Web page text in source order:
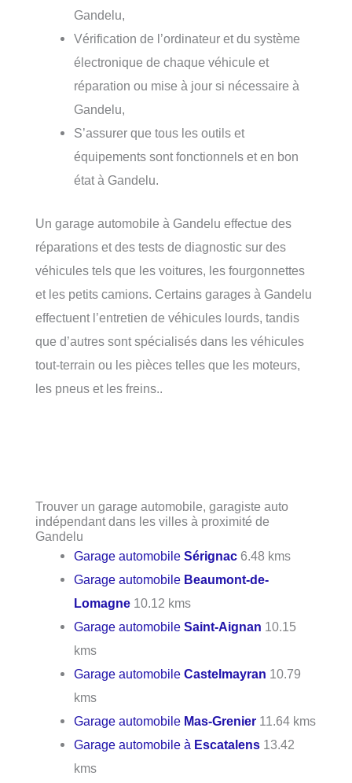
Gandelu,
Vérification de l’ordinateur et du système
électronique de chaque véhicule et
réparation ou mise à jour si nécessaire à
Gandelu,
S’assurer que tous les outils et
équipements sont fonctionnels et en bon
état à Gandelu.
Un garage automobile à Gandelu effectue des
réparations et des tests de diagnostic sur des
véhicules tels que les voitures, les fourgonnettes
et les petits camions. Certains garages à Gandelu
effectuent l’entretien de véhicules lourds, tandis
que d’autres sont spécialisés dans les véhicules
tout-terrain ou les pièces telles que les moteurs,
les pneus et les freins..
Trouver un garage automobile, garagiste auto
indépendant dans les villes à proximité de
Gandelu
Garage automobileSérignac 6.48 kms
Garage automobile Beaumont-de-
Lomagne 10.12 kms
Garage automobileSaint-Aignan 10.15
kms
Garage automobileCastelmayran 10.79
kms
Garage automobile Mas-Grenier 11.64 kms
Garage automobile à Escatalens 13.42
kms